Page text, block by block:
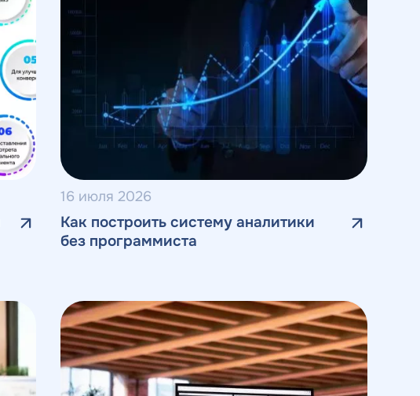
16 июля 2026
Как построить систему аналитики
без программиста